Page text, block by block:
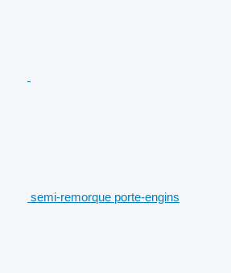
semi-remorque porte-engins